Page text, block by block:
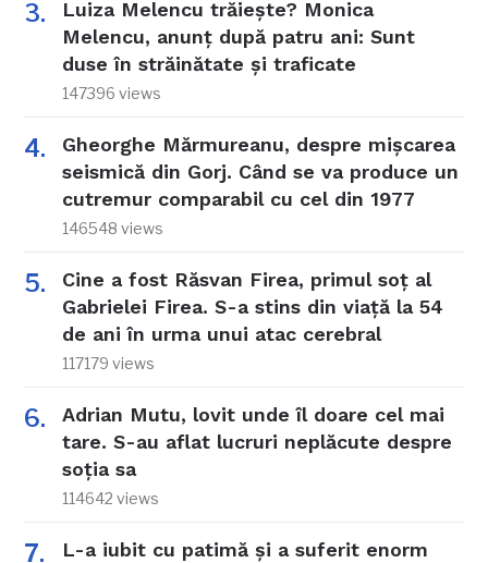
Luiza Melencu trăiește? Monica
Melencu, anunț după patru ani: Sunt
duse în străinătate și traficate
147396 views
Gheorghe Mărmureanu, despre mișcarea
seismică din Gorj. Când se va produce un
cutremur comparabil cu cel din 1977
146548 views
Cine a fost Răsvan Firea, primul soț al
Gabrielei Firea. S-a stins din viață la 54
de ani în urma unui atac cerebral
117179 views
Adrian Mutu, lovit unde îl doare cel mai
tare. S-au aflat lucruri neplăcute despre
soția sa
114642 views
L-a iubit cu patimă și a suferit enorm